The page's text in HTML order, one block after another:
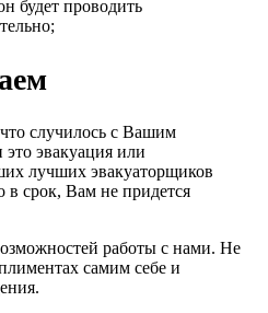
будет проводить
случилось с Вашим
эвакуация или
лучших эвакуаторщиков
в срок, Вам не придется
работы с нами. Не
самим себе и